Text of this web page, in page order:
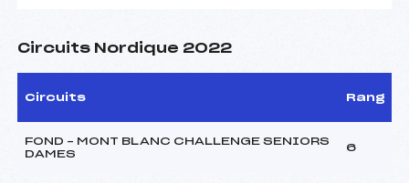
Circuits Nordique 2022
Circuits Rang
FOND – MONT BLANC CHALLENGE SENIORS
DAMES
6